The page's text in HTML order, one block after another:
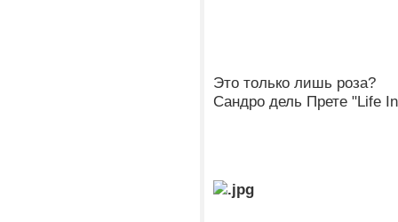
Это только лишь роза?
Сандро дель Прете "Life